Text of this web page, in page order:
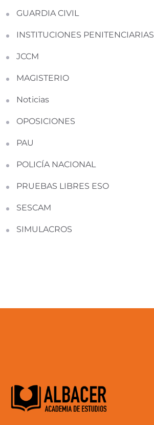
GUARDIA CIVIL
INSTITUCIONES PENITENCIARIAS
JCCM
MAGISTERIO
Noticias
OPOSICIONES
PAU
POLICÍA NACIONAL
PRUEBAS LIBRES ESO
SESCAM
SIMULACROS